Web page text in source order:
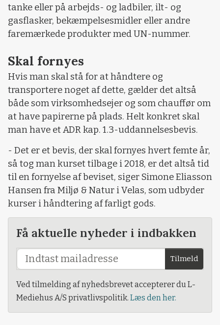
tanke eller på arbejds- og ladbiler, ilt- og
gasflasker, bekæmpelsesmidler eller andre
faremærkede produkter med UN-nummer.
Skal fornyes
Hvis man skal stå for at håndtere og
transportere noget af dette, gælder det altså
både som virksomhedsejer og som chauffør om
at have papirerne på plads. Helt konkret skal
man have et ADR kap. 1.3-uddannelsesbevis.
- Det er et bevis, der skal fornyes hvert femte år,
så tog man kurset tilbage i 2018, er det altså tid
til en fornyelse af beviset, siger Simone Eliasson
Hansen fra Miljø & Natur i Velas, som udbyder
kurser i håndtering af farligt gods.
Få aktuelle nyheder i indbakken
Tilmeld
Ved tilmelding af nyhedsbrevet accepterer du L-
Mediehus A/S privatlivspolitik. Læs den her.